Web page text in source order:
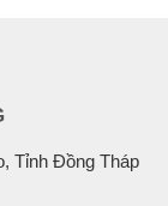
Tỉnh Đồng Tháp